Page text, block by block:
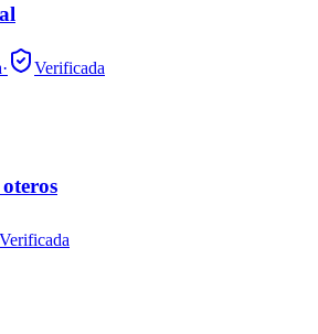
·
Verificada
Verificada